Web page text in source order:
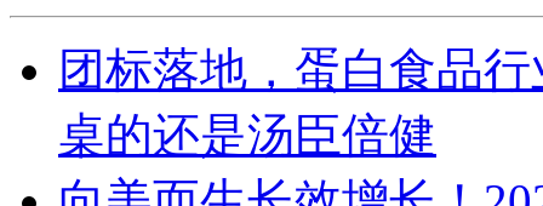
团标落地，蛋白食品
桌的还是汤臣倍健